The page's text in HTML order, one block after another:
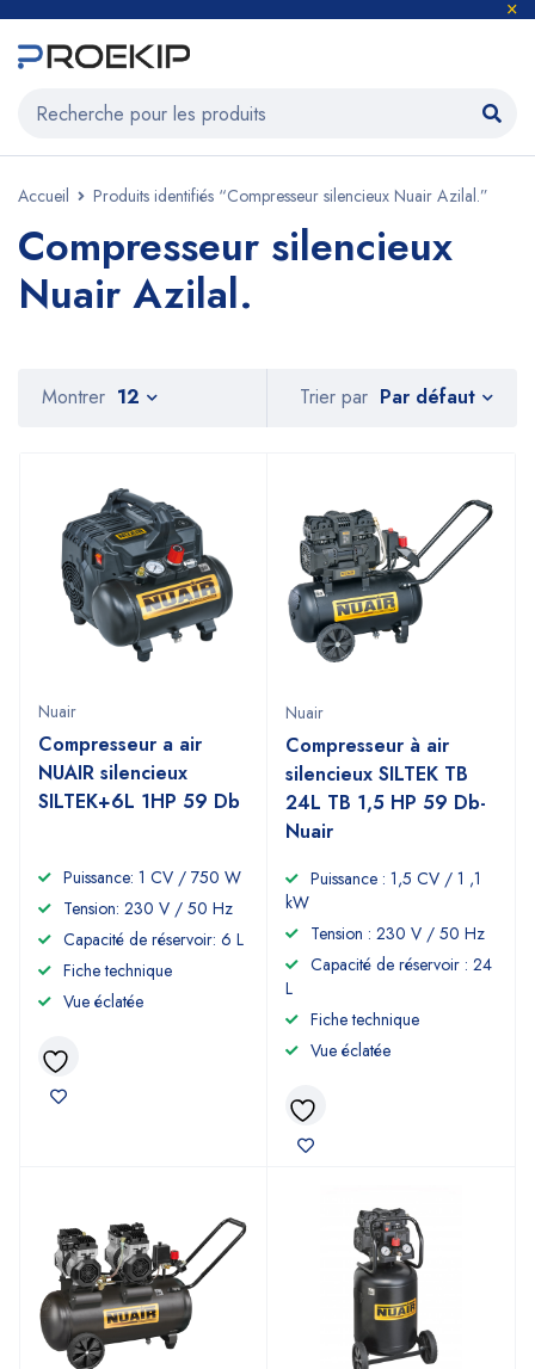
Accueil Produits identifiés “Compresseur silencieux Nuair Azilal.”
Compresseur silencieux
Nuair Azilal.
Trier par Par défaut
Montrer 12
Nuair
Compresseur a air
NUAIR silencieux
SILTEK+6L 1HP 59 Db
Puissance: 1 CV / 750 W
Tension: 230 V / 50 Hz
Capacité de réservoir: 6 L
Fiche technique
Vue éclatée
Nuair
Compresseur à air
silencieux SILTEK TB
24L TB 1,5 HP 59 Db-
Nuair
Puissance : 1,5 CV / 1 ,1
kW
Tension : 230 V / 50 Hz
Capacité de réservoir : 24
L
Fiche technique
Vue éclatée